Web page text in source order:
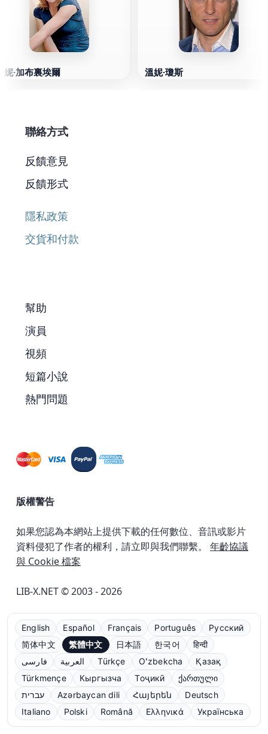
妮·加布裏埃爾 溫妮·瓊斯
聯絡方式
反饋意見
反饋形式
隱私政策
交貨和付款
幫助
演員
視頻
短篇小說
熱門問題
版權警告
如果您認為本網站上提供下載的任何數位、音訊或影片
資料侵犯了作者的權利，請立即與我們聯繫。 年齡協議
與 Cookie 檔案
LIB-X.NET © 2003 - 2026
English Español Français Português
Русский
简体中文
繁體中文 日本語 한국어
हिन्दी
فارسی
العربية Türkçe Oʻzbekcha
Қазақ
Türkmençe
Кыргызча Тоҷикӣ
ქართული
עברית
Azərbaycan dili Հայերեն
Deutsch
Italiano
Polski Română Ελληνικά Українська